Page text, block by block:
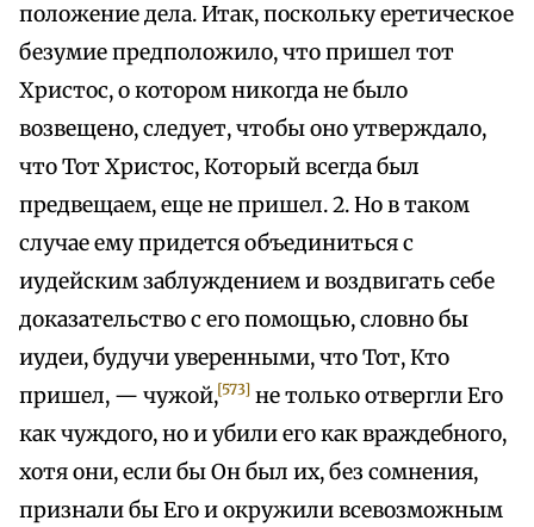
положение дела. Итак, поскольку еретическое
безумие предположило, что пришел тот
Христос, о котором никогда не было
возвещено, следует, чтобы оно утверждало,
что Тот Христос, Который всегда был
предвещаем, еще не пришел. 2. Но в таком
случае ему придется объединиться с
иудейским заблуждением и воздвигать себе
доказательство с его помощью, словно бы
иудеи, будучи уверенными, что Тот, Кто
пришел, — чужой,[573] не только отвергли Его
как чуждого, но и убили его как враждебного,
хотя они, если бы Он был их, без сомнения,
признали бы Его и окружили всевозможным